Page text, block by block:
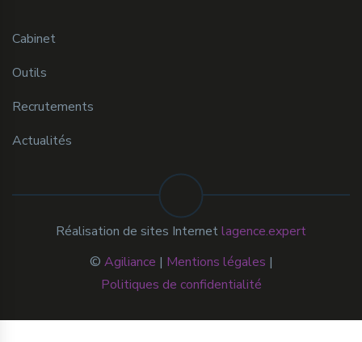
Cabinet
Outils
Recrutements
Actualités
© Agiliance | Mentions légales |
Politiques de confidentialité
Réalisation de sites Internetlagence.expert